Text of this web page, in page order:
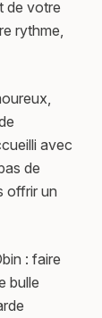
de votre
rythme,
avec
de
offrir un
: faire
bulle